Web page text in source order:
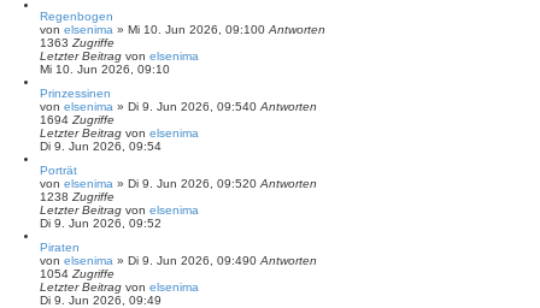
Regenbogen
von elsenima » Mi 10. Jun 2026, 09:100 Antworten
1363 Zugriffe
Letzter Beitrag von elsenima
Mi 10. Jun 2026, 09:10
Prinzessinen
von elsenima » Di 9. Jun 2026, 09:540 Antworten
1694 Zugriffe
Letzter Beitrag von elsenima
Di 9. Jun 2026, 09:54
Porträt
von elsenima » Di 9. Jun 2026, 09:520 Antworten
1238 Zugriffe
Letzter Beitrag von elsenima
Di 9. Jun 2026, 09:52
Piraten
von elsenima » Di 9. Jun 2026, 09:490 Antworten
1054 Zugriffe
Letzter Beitrag von elsenima
Di 9. Jun 2026, 09:49